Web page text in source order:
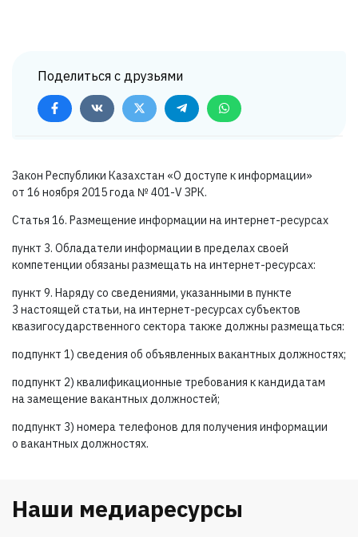
Поделиться с друзьями
Закон Республики Казахстан «О доступе к информации»
от 16 ноября 2015 года № 401-V ЗРК.
Статья 16. Размещение информации на интернет-ресурсах
пункт 3. Обладатели информации в пределах своей
компетенции обязаны размещать на интернет-ресурсах:
пункт 9. Наряду со сведениями, указанными в пункте
3 настоящей статьи, на интернет-ресурсах субъектов
квазигосударственного сектора также должны размещаться:
подпункт 1) сведения об объявленных вакантных должностях;
подпункт 2) квалификационные требования к кандидатам
на замещение вакантных должностей;
подпункт 3) номера телефонов для получения информации
о вакантных должностях.
Наши медиаресурсы